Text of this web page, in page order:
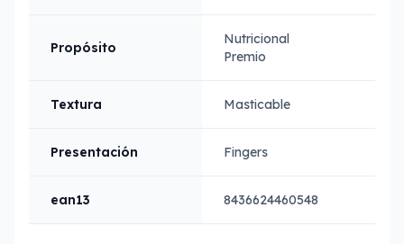
Propósito
Nutricional
Premio
Textura Masticable
Presentación Fingers
ean13 8436624460548